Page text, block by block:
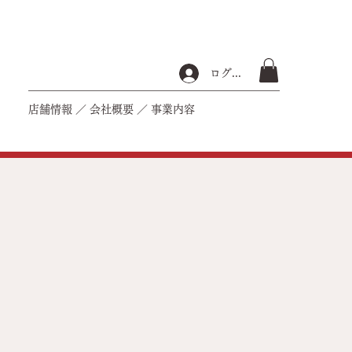
ログイン
店舗情報 ／会社概要 ／事業内容